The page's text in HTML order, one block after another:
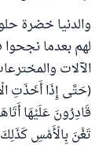
والدنيا خضرة
لهم بعدما
الآلات
(حَتَّى إِذَا أَخَذَتِ
قَادِرُونَ عَلَيْهَا
تَغْنَ بِالْأَمْسِ